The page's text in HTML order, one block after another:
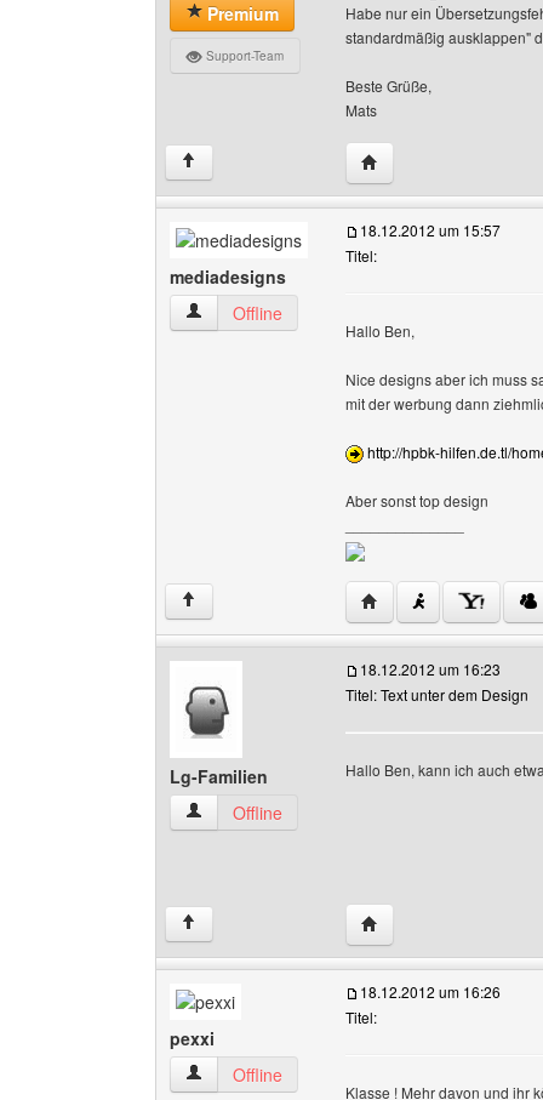
Premium
Support-Team
Habe nur ein
standardmäßig ausklappen"
Beste Grüße,
Mats
↑ Website dieses
mediadesigns
mediadesigns Benutzer-Profile anzeigen
Offline
18.12.2012 um 15:57
Titel:
Hallo Ben,
Nice designs aber ich muss
mit der werbung dann
http://hpbk-hilfen.de.tl/
Aber sonst top design
↑ Website dieses
Lg-Familien
Lg-Familien Benutzer-Profile anzeigen
Offline
18.12.2012 um 16:23
Titel: Text unter dem Design
Hallo Ben, kann ich auch
↑ Website dieses
pexxi
pexxi Benutzer-Profile anzeigen
Offline
18.12.2012 um 16:26
Titel:
Klasse ! Mehr davon und ihr